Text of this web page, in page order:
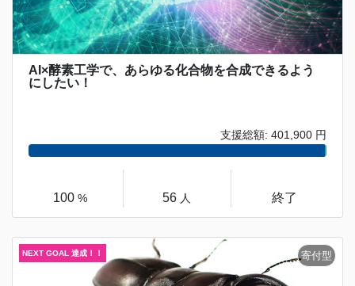
AI×酵素工学で、あらゆる化合物を合成できるよう
にしたい！
支援総額: 401,900 円
100 % 56 人 終了